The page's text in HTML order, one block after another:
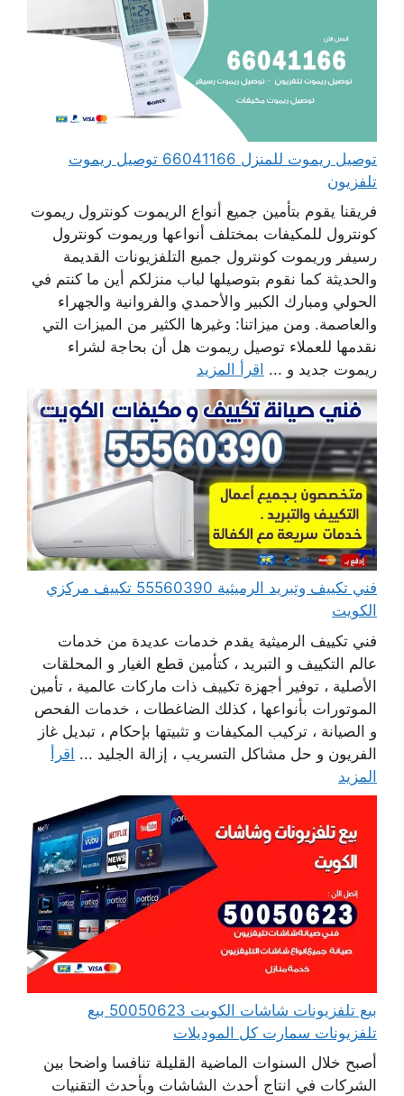
توصيل ريموت للمنزل 66041166 توصيل ريموت
تلفزيون
فريقنا يقوم بتأمين جميع أنواع الريموت كونترول ريموت
كونترول للمكيفات بمختلف أنواعها وريموت كونترول
رسيفر وريموت كونترول جميع التلفزيونات القديمة
والحديثة كما نقوم بتوصيلها لباب منزلكم أين ما كنتم في
الحولي ومبارك الكبير والأحمدي والفروانية والجهراء
والعاصمة. ومن ميزاتنا: وغيرها الكثير من الميزات التي
نقدمها للعملاء توصيل ريموت هل أن بحاجة لشراء
ريموت جديد و ... اقرأ المزيد
فني تكييف وتبريد الرميثية 55560390 تكييف مركزي
الكويت
فني تكييف الرميثية يقدم خدمات عديدة من خدمات
عالم التكييف و التبريد ، كتأمين قطع الغيار و المحلقات
الأصلية ، توفير أجهزة تكييف ذات ماركات عالمية ، تأمين
الموتورات بأنواعها ، كذلك الضاغطات ، خدمات الفحص
و الصيانة ، تركيب المكيفات و تثبيتها بإحكام ، تبديل غاز
الفريون و حل مشاكل التسريب ، إزالة الجليد ... اقرأ
المزيد
بيع تلفزيونات شاشات الكويت 50050623 بيع
تلفزيونات سمارت كل الموديلات
أصبح خلال السنوات الماضية القليلة تنافسا واضحا بين
الشركات في انتاج أحدث الشاشات وبأحدث التقنيات